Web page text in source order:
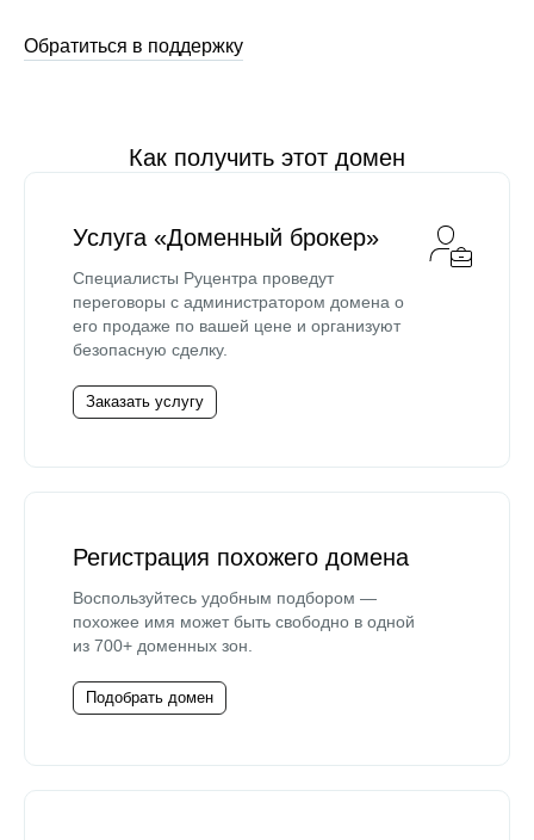
Обратиться в поддержку
Как получить этот домен
Услуга «Доменный брокер»
Специалисты Руцентра проведут
переговоры с администратором домена о
его продаже по вашей цене и организуют
безопасную сделку.
Заказать услугу
Регистрация похожего домена
Воспользуйтесь удобным подбором —
похожее имя может быть свободно в одной
из 700+ доменных зон.
Подобрать домен